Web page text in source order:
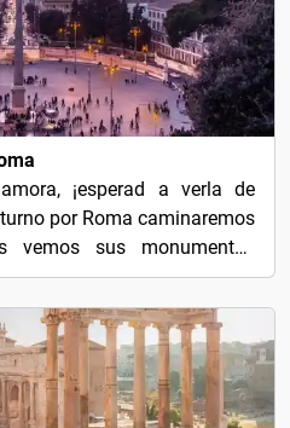
¡esperad a verla de
por Roma caminaremos
sus monumentos